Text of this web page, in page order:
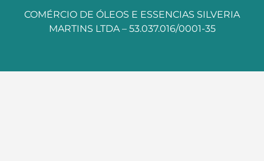
COMÉRCIO DE ÓLEOS E ESSENCIAS SILVERIA
MARTINS LTDA – 53.037.016/0001-35